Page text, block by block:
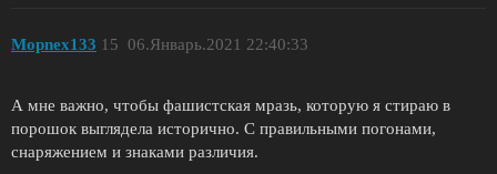
Mopnex133 06.Январь.2021 22:40:33
15
А мне важно, чтобы фашистская мразь, которую я стираю в
порошок выглядела исторично. С правильными погонами,
снаряжением и знаками различия.